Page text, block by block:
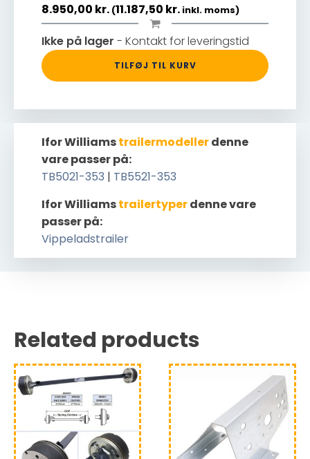
8.950,00 kr. (11.187,50 kr. inkl. moms)
Ikke på lager - Kontakt for leveringstid
TILFØJ TIL KURV
Ifor Williamstrailertyperdenne vare
passer på:
Vippeladstrailer
Ifor Williamstrailermodellerdenne
vare passer på:
TB5021-353 | TB5521-353
Related products